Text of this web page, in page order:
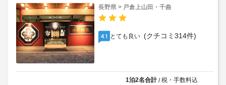
長野県 > 戸倉上山田・千曲
4.1 とても良い (クチコミ314件)
1泊2名合計/税・手数料込